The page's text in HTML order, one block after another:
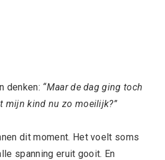
denken: “Maar de dag ging toch
mijn kind nu zo moeilijk?”
dit moment. Het voelt soms
spanning eruit gooit. En